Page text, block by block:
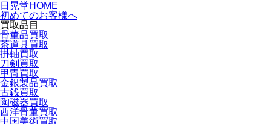
日晃堂HOME
初めてのお客様へ
買取品目
骨董品買取
茶道具買取
掛軸買取
刀剣買取
甲冑買取
金銀製品買取
古銭買取
陶磁器買取
西洋骨董買取
中国美術買取